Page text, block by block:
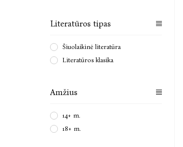
Literatūros tipas
Šiuolaikinė literatūra
Literatūros klasika
Amžius
14+ m.
18+ m.